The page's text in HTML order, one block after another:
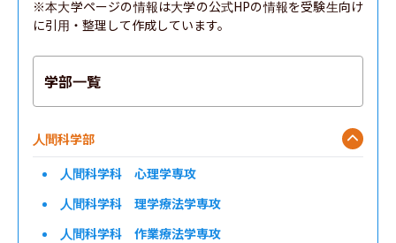
※本大学ページの情報は大学の公式HPの情報を受験生向け
に引用・整理して作成しています。
学部一覧
人間科学部
人間科学科 心理学専攻
人間科学科 理学療法学専攻
人間科学科 作業療法学専攻